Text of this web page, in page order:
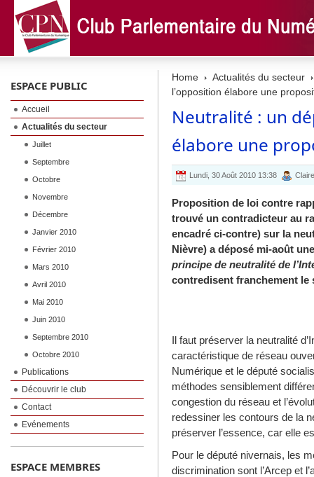
Home
Actualités du secteur
l’opposition élabore une
Neutralité : un
élabore une
Lundi, 30 Août 2010 13:38 Claire
Proposition de loi contre
trouvé un contradicteur au
encadré ci-contre) sur la
Nièvre) a déposé mi-août
principe de neutralité de
contredisent franchement le
Il faut préserver la neutralité
caractéristique de réseau
Numérique et le député
méthodes sensiblement
congestion du réseau et
redessiner les contours de la
préserver l’essence, car elle
Pour le député nivernais, les
discrimination sont l’Arcep et
ESPACE PUBLIC
Accueil
Actualités du secteur
Juillet
Septembre
Octobre
Novembre
Décembre
Janvier 2010
Février 2010
Mars 2010
Avril 2010
Mai 2010
Juin 2010
Septembre 2010
Octobre 2010
Publications
Découvrir le club
Contact
Evénements
ESPACE MEMBRES